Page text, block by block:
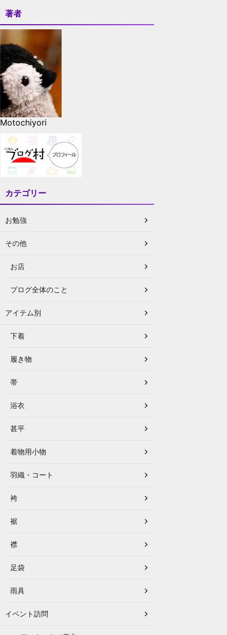
著者
Motochiyori
カテゴリー
お勉強
その他
お店
ブログ全体のこと
アイテム別
下着
履き物
帯
浴衣
甚平
着物用小物
羽織・コート
袴
裾
襟
足袋
雨具
イベント訪問